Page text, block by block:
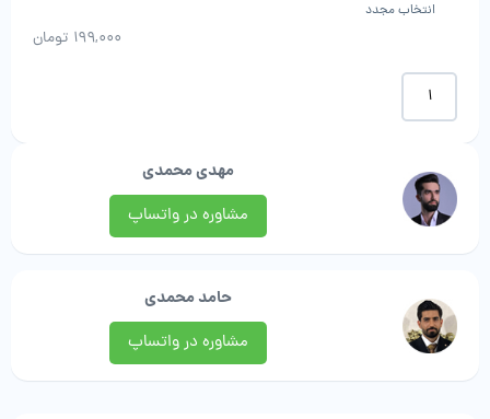
انتخاب مجدد
199,000 تومان
موکت
شقایق
صبا
موکت
عدد
مهدی محمدی
مشاوره در واتساپ
حامد محمدی
مشاوره در واتساپ